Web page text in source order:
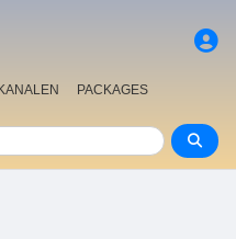
KANALEN
PACKAGES